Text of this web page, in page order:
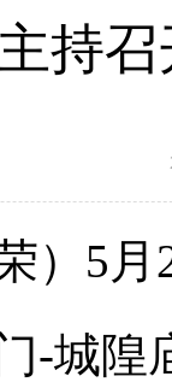
持
5月
-城隍